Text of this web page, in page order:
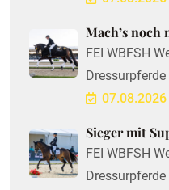
Mach’s noch
FEI WBFSH
Dressurpferde
07.08.2026
Sieger mit
FEI WBFSH
Dressurpferde